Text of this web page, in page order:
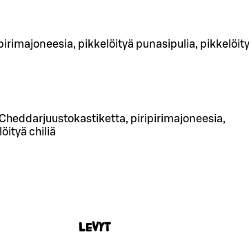
pikkelöityä punasipulia,
piripirimajoneesia,
chiliä
Levyt